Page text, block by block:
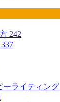
242
337
ーライティング